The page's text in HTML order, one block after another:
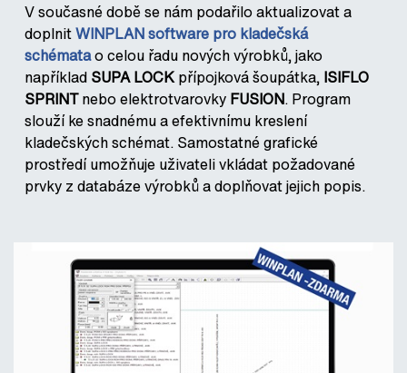
V současné době se nám podařilo aktualizovat a
doplnitWINPLAN software pro kladečská
schématao celou řadu nových výrobků, jako
například SUPA LOCKpřípojková šoupátka, ISIFLO
SPRINTnebo elektrotvarovky FUSION. Program
slouží ke snadnému a efektivnímu kreslení
kladečských schémat. Samostatné grafické
prostředí umožňuje uživateli vkládat požadované
prvky z databáze výrobků a doplňovat jejich popis.